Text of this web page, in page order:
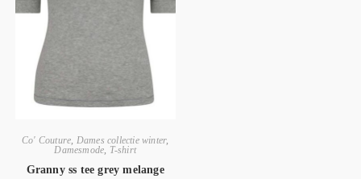
Co' Couture Dames collectie winter,
Damesmode T-shirt
Granny ss tee grey melange